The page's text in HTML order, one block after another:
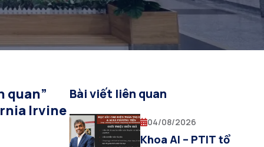
quan”
Irvine
Bài viết liên quan
04/08/2026
Khoa AI – PTIT tổ